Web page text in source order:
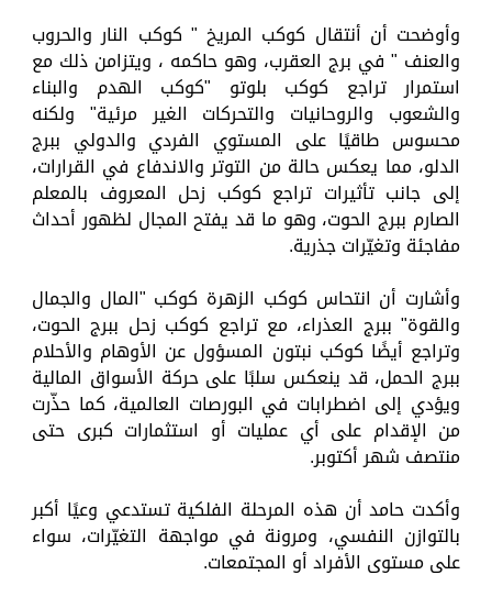
وأوضحت أن أنتقال كوكب المريخ " كوكب النار والحروب
والعنف " في برج العقرب، وهو حاكمه ، ويتزامن ذلك مع
استمرار تراجع كوكب بلوتو "كوكب الهدم والبناء
والشعوب والروحانيات والتحركات الغير مرئية" ولكنه
محسوس طاقيًا على المستوي الفردي والدولي ببرج
الدلو، مما يعكس حالة من التوتر والاندفاع في القرارات،
إلى جانب تأثيرات تراجع كوكب زحل المعروف بالمعلم
الصارم ببرج الحوت، وهو ما قد يفتح المجال لظهور أحداث
مفاجئة وتغيّرات جذرية.
وأشارت أن انتحاس كوكب الزهرة كوكب "المال والجمال
والقوة" ببرج العذراء، مع تراجع كوكب زحل ببرج الحوت،
وتراجع أيضًا كوكب نبتون المسؤول عن الأوهام والأحلام
ببرج الحمل، قد ينعكس سلبًا على حركة الأسواق المالية
ويؤدي إلى اضطرابات في البورصات العالمية، كما حذّرت
من الإقدام على أي عمليات أو استثمارات كبرى حتى
منتصف شهر أكتوبر.
وأكدت حامد أن هذه المرحلة الفلكية تستدعي وعيًا أكبر
بالتوازن النفسي، ومرونة في مواجهة التغيّرات، سواء
على مستوى الأفراد أو المجتمعات.